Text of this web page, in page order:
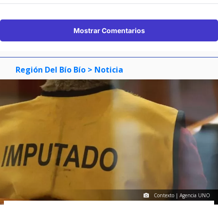
Mostrar Comentarios
Región Del Bío Bío > Noticia
Contexto | Agencia UNO